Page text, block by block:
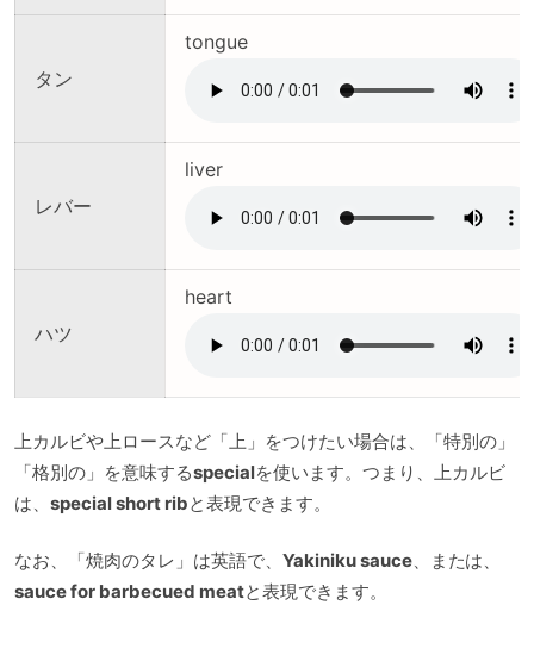
タン
tongue
レバー
liver
ハツ
heart
上カルビや上ロースなど「上」をつけたい場合は、「特別の」
「格別の」を意味するspecialを使います。つまり、上カルビ
は、 special short ribと表現できます。
なお、「焼肉のタレ」は英語で、 Yakiniku sauce、または、
sauce for barbecued meatと表現できます。